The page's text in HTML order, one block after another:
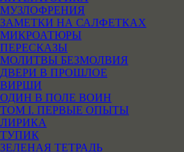
МУЗЛОФРЕНИЯ
ЗАМЕТКИ НА САЛФЕТКАХ
МИКРОАТЮРЫ
ПЕРЕСКАЗЫ
МОЛИТВЫ БЕЗМОЛВИЯ
ДВЕРИ В ПРОШЛОЕ
ВИРШИ
ОДИН В ПОЛЕ ВОИН
ТОМ I. ПЕРВЫЕ ОПЫТЫ
ЛИРИКА
ТУПИК
ЗЕЛЕНАЯ ТЕТРАДЬ